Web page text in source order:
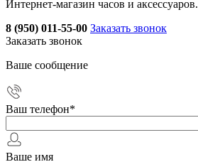
Интернет-магазин часов и аксессуаров.
8 (950) 011-55-00 Заказать звонок
Заказать звонок
Ваше сообщение
Ваш телефон*
Ваше имя